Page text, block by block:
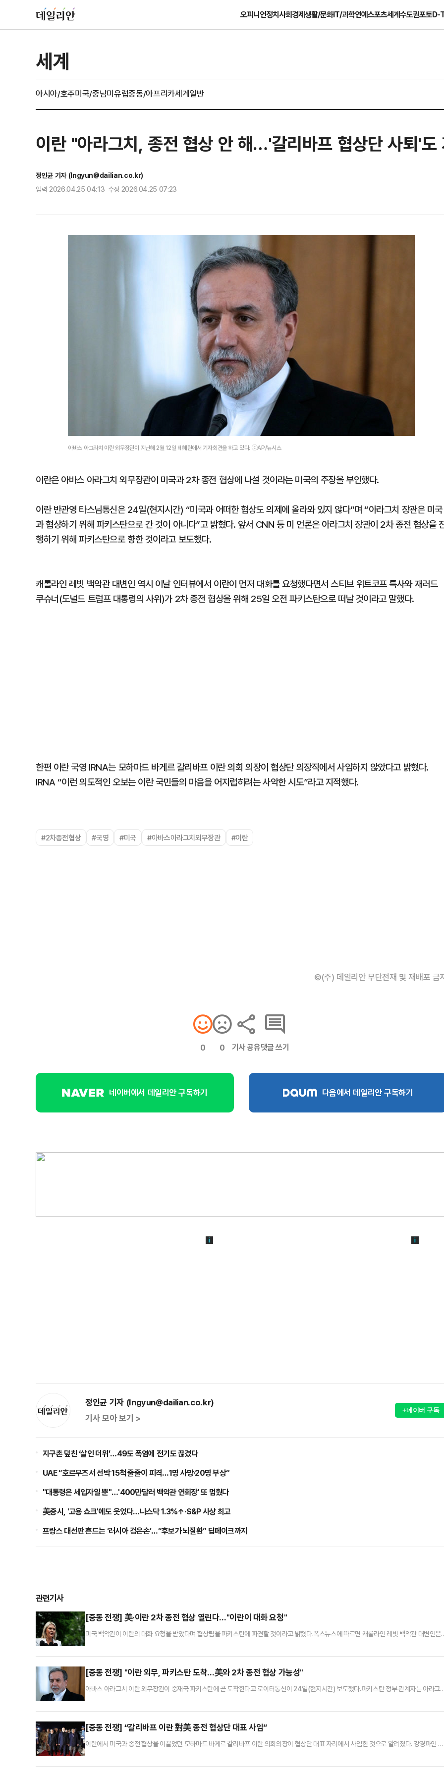
오피니언정치사회경제생활/문화IT/과학연예스포츠세계수도권포토D-
세계
아시아/호주미국/중남미유럽중동/아프리카세계일반
이란 "아라그치, 종전 협상 안 해…'갈리바프 협상단 사퇴'도
정인균 기자 (Ingyun@dailian.co.kr)
입력 2026.04.25 04:13 수정 2026.04.25 07:23
아바스 아그라치 이란 외무장관이 지난해 2월 12일 테헤란에서 기자회견을 하고 있다. ⓒAP/뉴시스
이란은 아바스 아라그치 외무장관이 미국과 2차 종전 협상에 나설 것이라는 미국의 주장을 부인했다.
이란 반관영 타스님통신은 24일(현지시간) “미국과 어떠한 협상도 의제에 올라와 있지 않다”며 “아라그치 장관은 미국
과 협상하기 위해 파키스탄으로 간 것이 아니다”고 밝혔다. 앞서 CNN 등 미 언론은 아라그치 장관이 2차 종전 협상을
행하기 위해 파키스탄으로 향한 것이라고 보도했다.
캐롤라인 레빗 백악관 대변인 역시 이날 인터뷰에서 이란이 먼저 대화를 요청했다면서 스티브 위트코프 특사와 재러드
쿠슈너(도널드 트럼프 대통령의 사위)가 2차 종전 협상을 위해 25일 오전 파키스탄으로 떠날 것이라고 말했다.
한편 이란 국영 IRNA는 모하마드 바게르 갈리바프 이란 의회 의장이 협상단 의장직에서 사임하지 않았다고 밝혔다.
IRNA “이런 의도적인 오보는 이란 국민들의 마음을 어지럽히려는 사악한 시도”라고 지적했다.
#2차종전협상 #국영 #미국 #아바스아라그치외무장관 #이란
©(주) 데일리안 무단전재 및 재배포 금
0 0 기사 공유댓글 쓰기
네이버에서 데일리안 구독하기 다음에서 데일리안 구독하기
정인균 기자 (Ingyun@dailian.co.kr)
기사 모아 보기 >
+네이버 구독
지구촌 덮친 ‘살인 더위’…49도 폭염에 전기도 끊겼다
UAE “호르무즈서 선박 15척 줄줄이 피격…1명 사망·20명 부상”
"대통령은 세입자일 뿐"…'400만달러 백악관 연회장' 또 멈췄다
美증시, '고용 쇼크'에도 웃었다…나스닥 1.3%↑·S&P 사상 최고
프랑스 대선판 흔드는 ‘러시아 검은손’…“후보가 뇌질환” 딥페이크까지
관련기사
[중동 전쟁] 美·이란 2차 종전 협상 열린다…"이란이 대화 요청"
미국 백악관이 이란의 대화 요청을 받았다며 협상팀을 파키스탄에 파견할 것이라고 밝혔다.폭스뉴스에 따르면 캐롤라인 레빗 백악관 대변인은
란 대표단과 직접 회담을 가질 것”이라고 말했다.그러면서 “이란이 미국에 먼저 대면 회담을 제안했다. 대표단은 협상 내용을 즉시 트럼프 대통
[중동 전쟁] "이란 외무, 파키스탄 도착…美와 2차 종전 협상 가능성"
아바스 아라그치 이란 외무장관이 중재국 파키스탄에 곧 도착한다고 로이터통신이 24일(현지시간) 보도했다.파키스탄 정부 관계자는 아라그
이 점점 커지고 있다”며 “회담을 위해 미국 보안팀은 이미 이슬라마바드에 도착해 있는 상황”이라고 설명했다.다만 관영 IRNA통신 등 이란 매체
[중동 전쟁] “갈리바프 이란 對美 종전 협상단 대표 사임”
이란에서 미국과 종전 협상을 이끌었던 모하마드 바게르 갈리바프 이란 의회의장이 협상단 대표 자리에서 사임한 것으로 알려졌다. 강경파인 이
작용할 수 있다는는 관측이 나온다.이스라엘 타임스오브이스라엘(TOI)에 따르면 이스라엘 채널 12 방송은 23일(현지시간) “갈리바프 의장이